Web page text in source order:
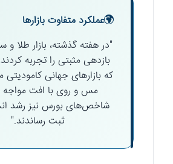
عملکرد متفاوت بازارها
"در هفته گذشته، بازار طلا و
بازدهی مثبتی را تجربه
که بازارهای جهانی کامودیتی
مس و روی با افت مواجه
شاخص‌های بورس نیز رشد
ثبت رساندند."